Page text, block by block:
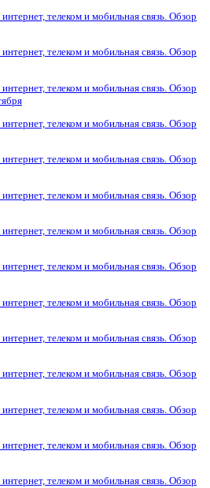
телеком и мобильная связь. Обзор
телеком и мобильная связь. Обзор
телеком и мобильная связь. Обзор
телеком и мобильная связь. Обзор
телеком и мобильная связь. Обзор
телеком и мобильная связь. Обзор
телеком и мобильная связь. Обзор
телеком и мобильная связь. Обзор
телеком и мобильная связь. Обзор
телеком и мобильная связь. Обзор
телеком и мобильная связь. Обзор
телеком и мобильная связь. Обзор
телеком и мобильная связь. Обзор
телеком и мобильная связь. Обзор